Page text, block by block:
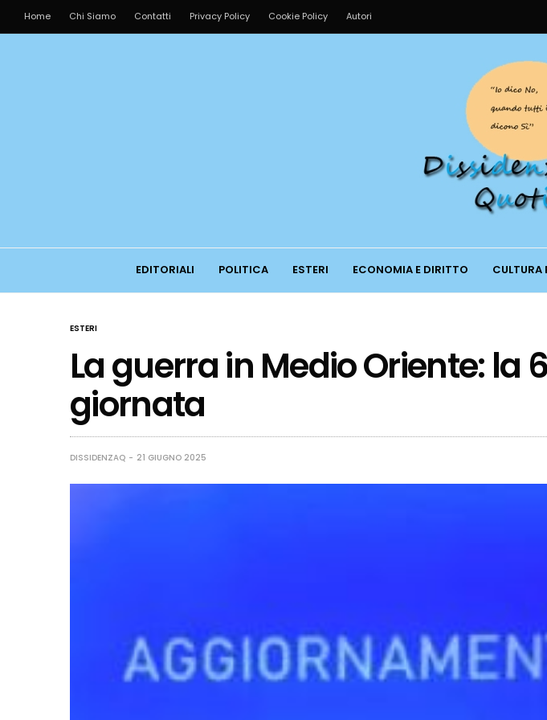
Home Chi Siamo Contatti Privacy Policy Cookie Policy Autori
EDITORIALI POLITICA ESTERI ECONOMIA E DIRITTO CULTURA
ESTERI
La guerra in Medio Oriente: la
giornata
DISSIDENZAQ 21 GIUGNO 2025